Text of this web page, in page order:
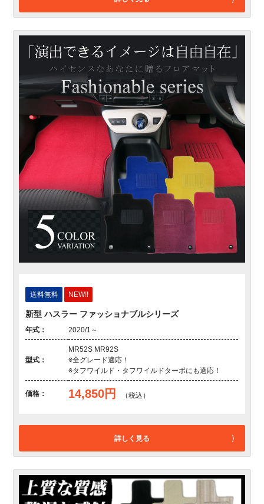
送料無料 NEW!!
新型 ハスラー ファッショナブルシリーズ
年式： 2020/1～
型式：
MR52S MR92S
※全グレード適応！
※タフワイルド・タフワイルドターボにも適応！
価格： 14,850円 （税込）
詳しく見る